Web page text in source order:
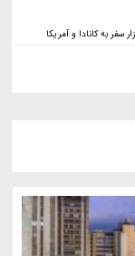
سفر به کانادا و آمریکا